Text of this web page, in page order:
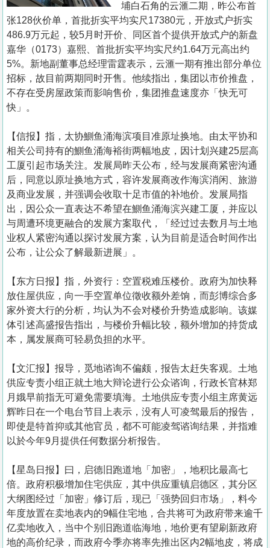
关
於
我
们
埔白石角的云滙二期，昨公布首
张128伙价单，首批折实平均实尺17380元，开放式户折实
486.9万元起，较5月时开价、同区首个提供开放式户的新盘
嘉华（0173）嘉熙、首批折实平均实尺约1.64万元高出约
5%。新地副董事总经理雷霆表示，云滙一期有推出部分单位
招标，故目前两期同时开售。他续指出，集团以市价推盘，
不存在受房屋政策而影响售价，集团推盘速度亦「快无可
快」。
【信报】指，太协鰂鱼涌海滨项目准原址换地。由太平协和
相关公司持有的鰂鱼涌海裕街两幅地皮，因计划兴建25层高
工厦引起市场关注。发展局昨天公布，经与发展商紧密沟通
后，同意以原址换地方式，容许发展商改作海滨消闲、旅游
及商业发展，并强调会收取十足市值的补地价。发展局指
出，因公众一直表达不希望在鰂鱼涌海滨兴建工厦，并应以
与周遭环境更融合的发展方案取代，「经过过去数月与土地
业权人紧密沟通以探讨发展方案，认为目前是适合时间作出
公布，让公众了解最新进展」。
【东方日报】指，外资行：空置税难压楼价。政府为加快释
放住屋供应，向一手空置单位徵收额外差饷，而彭博综合多
家外资大行的分析，均认为不会对楼价升势造成影响。该媒
体引述高盛报告指出，与楼价升幅比较，额外增加的持货成
本，属发展商可轻易负担的水平。
【文汇报】报导，觅地谘询不偏颇，报告太赶失客观。土地
供应专责小组正就土地大辩论进行公众谘询，行政长官林郑
月娥早前指无可避免需要填海。土地供应专责小组主席黄远
辉昨日在一个电台节目上表示，没有人可凌驾最后的报告，
即使是特首抑或其他官员，都不可能凌驾谘询结果，并指难
以於今年9月提供任何数据分析报告。
【星岛日报】曰，启德旧跑道地「加密」，地积比最高七
倍。政府积极增加住宅供应，其中供应重镇启德区，其分区
大纲图经过「加密」修订后，现已「强势回归市场」，料今
年度放置在卖地表内的9幅住宅地，合共将可为政府带来逾千
亿卖地收入，当中个别旧跑道临海地，地价更有望刷新政府
地的高价纪录，而政府今季亦将率先推出区内2幅地皮，将成